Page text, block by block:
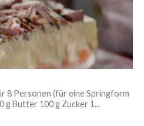
8 Personen (für eine Springform
g Butter 100 g Zucker 1...